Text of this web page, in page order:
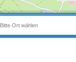
Bitte Ort wählen